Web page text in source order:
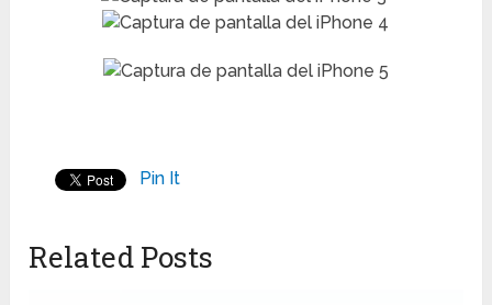
Pin It
Related Posts